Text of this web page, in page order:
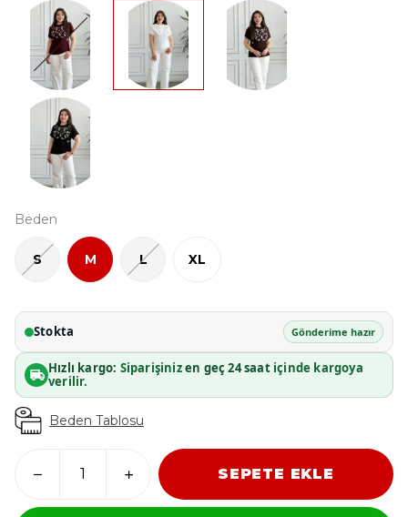
Beden
S M L XL
Stokta Gönderime hazır
Hızlı kargo: Siparişinizen geç 24 saatiçinde kargoya
verilir.
Beden Tablosu
SEPETE EKLE